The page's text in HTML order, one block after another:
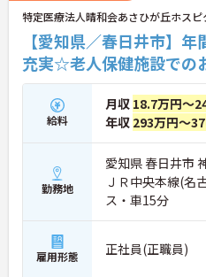
特定医療法人晴和会あさひが丘ホスピ
【愛知県／春日井市】
充実☆老人保健施設での
給料
月収 18.7万円～
年収 293万円～
勤務地
愛知県 春日井市
ＪＲ中央本線(名
ス・車15分
雇用形態 正社員(正職員)